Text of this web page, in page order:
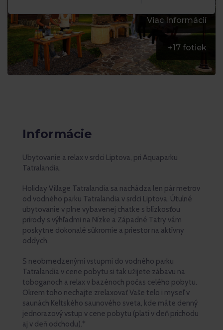
Viac Informácií
+17 fotiek
Informácie
Ubytovanie a relax v srdci Liptova, pri Aquaparku
Tatralandia.
Holiday Village Tatralandia sa nachádza len pár metrov
od vodného parku Tatralandia v srdci Liptova. Útulné
ubytovanie v plne vybavenej chatke s blízkosťou
prírody s výhľadmi na Nízke a Západné Tatry vám
poskytne dokonalé súkromie a priestor na aktívny
oddych.
S neobmedzenými vstupmi do vodného parku
Tatralandia v cene pobytu si tak užijete zábavu na
toboganoch a relax v bazénoch počas celého pobytu.
Okrem toho nechajte zrelaxovať Vaše telo i myseľ v
saunách Keltského saunového sveta, kde máte denný
jednorazový vstup v cene pobytu (platí v deň príchodu
aj v deň odchodu).*